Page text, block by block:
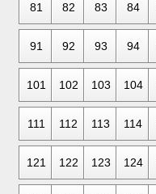
81 82 83 84
91 92 93 94
101 102 103 104
111 112 113 114
121 122 123 124